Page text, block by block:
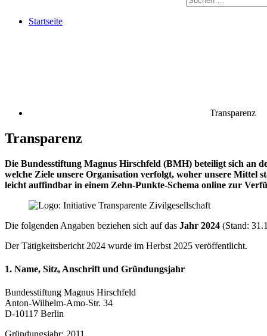
Startseite
Transparenz
Transparenz
Die Bundesstiftung Magnus Hirschfeld (BMH) beteiligt sich an
welche Ziele unsere Organisation verfolgt, woher unsere Mittel
leicht auffindbar in einem Zehn-Punkte-Schema online zur
Die folgenden Angaben beziehen sich auf das Jahr 2024 (Stand:
Der Tätigkeitsbericht 2024 wurde im Herbst 2025 veröffentlicht.
1. Name, Sitz, Anschrift und Gründungsjahr
Bundesstiftung Magnus Hirschfeld
Anton-Wilhelm-Amo-Str. 34
D-10117 Berlin